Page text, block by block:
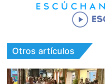
Otros artículos